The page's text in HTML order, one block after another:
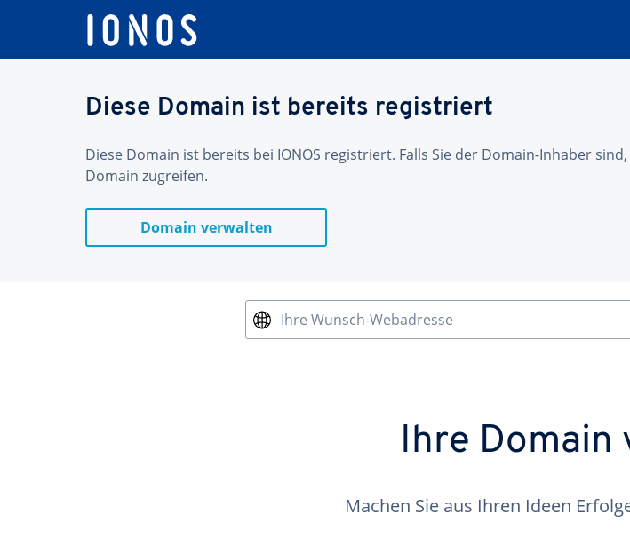
Diese Domain ist bereits registriert
Diese Domain ist bereits bei IONOS registriert. Falls Sie der Domain-Inhaber
Domain zugreifen.
Domain verwalten
Ihre Wunsch-Webadresse
Ihre Domain
Machen Sie aus Ihren Ideen